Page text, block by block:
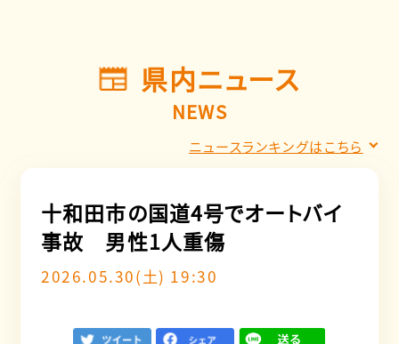
県内ニュース
NEWS
ニュースランキングはこちら
十和田市の国道4号でオートバイ
事故 男性1人重傷
2026.05.30(土) 19:30